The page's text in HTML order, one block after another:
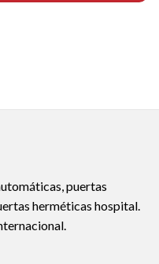
puertas
herméticas hospital.